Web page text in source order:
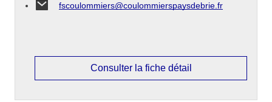
fscoulommiers@coulommierspaysdebrie.fr
Consulter la fiche détail